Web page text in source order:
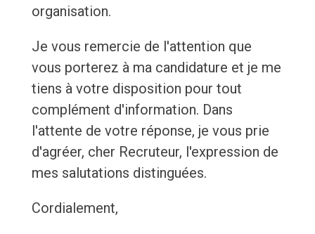
organisation.
Je vous remercie de l'attention que
vous porterez à ma candidature et je me
tiens à votre disposition pour tout
complément d'information. Dans
l'attente de votre réponse, je vous prie
d'agréer, cher Recruteur, l'expression de
mes salutations distinguées.
Cordialement,